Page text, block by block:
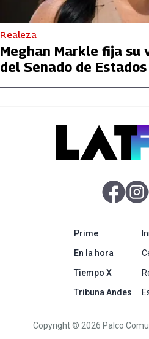
Realeza
Meghan Markle fija su
del Senado de
abre
Primeabre en
En la hora abre en
Tiempo Xabre en
Tribuna Andes
Copyright © 2026 Palco